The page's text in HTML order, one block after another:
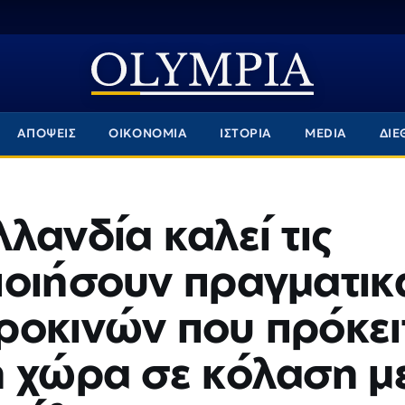
ΑΠΟΨΕΙΣ ΟΙΚΟΝΟΜΙΑ ΙΣΤΟΡΙΑ MEDIA
καλεί τις
που
χώρα σε κόλαση